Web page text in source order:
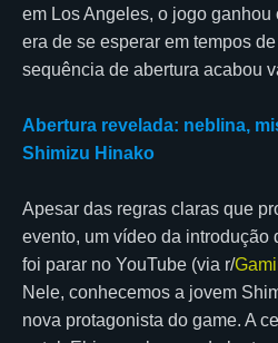
em Los Angeles, o jogo
era de se esperar em tempos
sequência de abertura acabou
Abertura revelada: neblina,
Shimizu Hinako
Apesar das regras claras que
evento, um vídeo da introdução
foi parar no YouTube (via r/
Nele, conhecemos a jovem
nova protagonista do game. A